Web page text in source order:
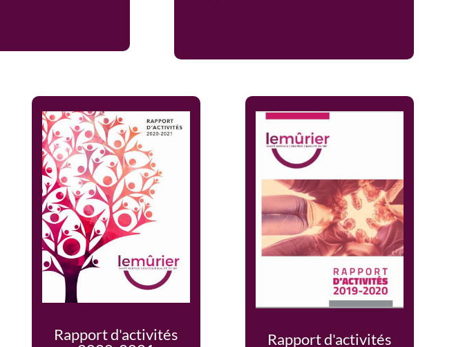
Rapport d'activités
Rapport d'activités